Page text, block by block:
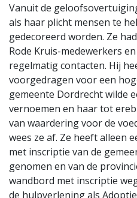
Vanuit de
als haar plicht mensen te
gedecoreerd worden. Ze
Rode Kruis-medewerkers
regelmatig contacten. Hij
voorgedragen voor een
gemeente Dordrecht wilde
vernoemen en haar tot
van waardering voor de
wees ze af. Ze heeft alleen
met inscriptie van de
genomen en van de
wandbord met inscriptie
de hulpverlening als